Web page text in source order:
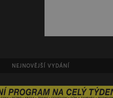
NEJNOVĚJŠÍ VYDÁNÍ